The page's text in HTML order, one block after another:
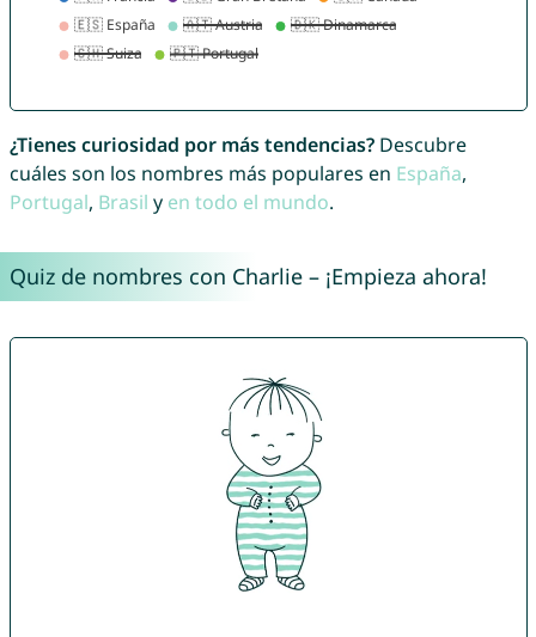
¿Tienes curiosidad por más tendencias?Descubre
cuáles son los nombres más populares en España,
Portugal, Brasil y en todo el mundo.
Quiz de nombres con Charlie – ¡Empieza ahora!